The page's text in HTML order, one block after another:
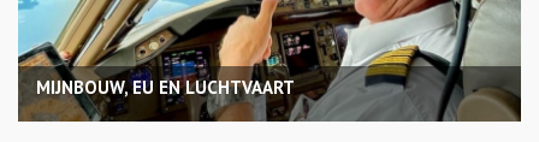
MIJNBOUW, EU EN LUCHTVAART